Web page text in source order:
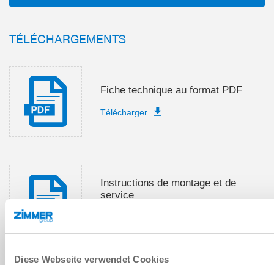
Diese Webseite verwendet Cookies
TÉLÉCHARGEMENTS
Fiche technique au format PDF
Télécharger
Instructions de montage et de
service